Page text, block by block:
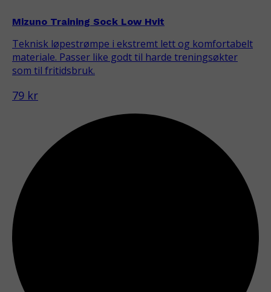
Mizuno Training Sock Low Hvit
Teknisk løpestrømpe i ekstremt lett og komfortabelt
materiale. Passer like godt til harde treningsøkter
som til fritidsbruk.
79 kr